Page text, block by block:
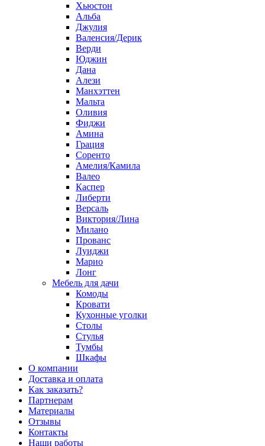
Хьюстон
Альба
Джулия
Валенсия/Дерик
Верди
Юджин
Дана
Алези
Манхэттен
Мальта
Оливия
Фиджи
Амина
Грация
Соренто
Амелия/Камила
Валео
Каспер
Либерти
Версаль
Виктория/Лина
Милано
Прованс
Луиджи
Марио
Лонг
Мебель для дачи
Комоды
Кровати
Кухонные уголки
Столы
Стулья
Тумбы
Шкафы
О компании
Доставка и оплата
Как заказать?
Партнерам
Материалы
Отзывы
Контакты
Наши работы